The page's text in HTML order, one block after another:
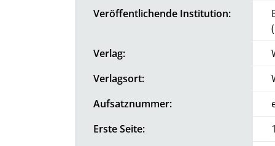
Veröffentlichende Institution:
Verlag:
Verlagsort:
Aufsatznummer:
Erste Seite: